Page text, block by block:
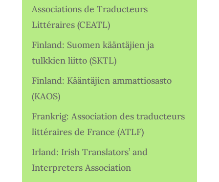
Associations de Traducteurs
Littéraires (CEATL)
Finland: Suomen kääntäjien ja
tulkkien liitto (SKTL)
Finland: Kääntäjien ammattiosasto
(KAOS)
Frankrig: Association des traducteurs
littéraires de France (ATLF)
Irland: Irish Translators’ and
Interpreters Association